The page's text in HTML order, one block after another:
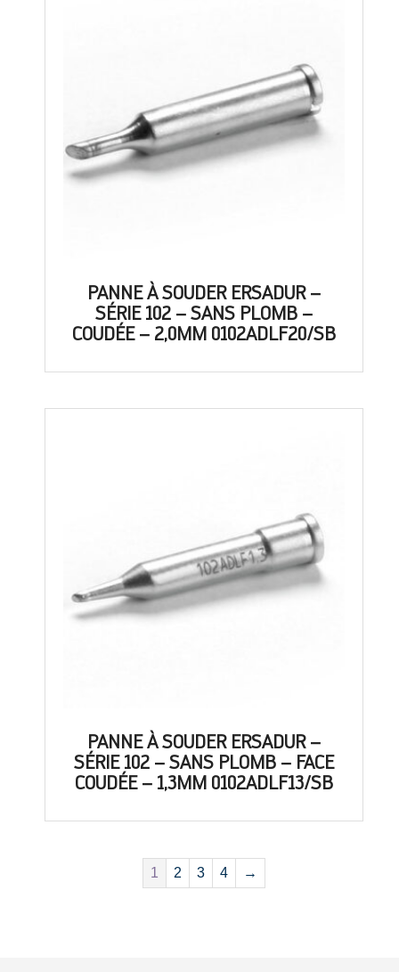
PANNE À SOUDER ERSADUR –
SÉRIE 102 – SANS PLOMB –
COUDÉE – 2,0MM 0102ADLF20/SB
PANNE À SOUDER ERSADUR –
SÉRIE 102 – SANS PLOMB – FACE
COUDÉE – 1,3MM 0102ADLF13/SB
1 2 3 4 →